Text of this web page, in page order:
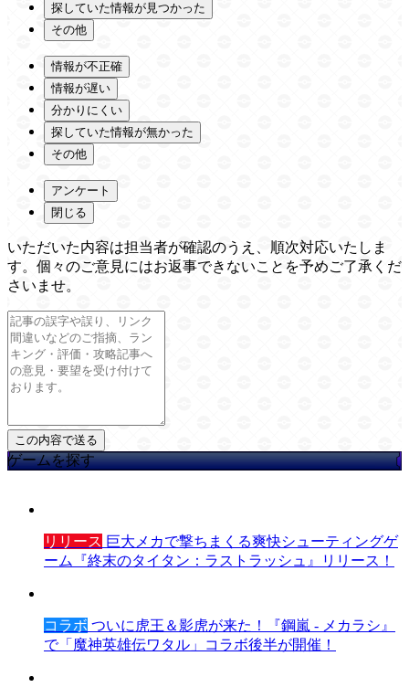
探していた情報が見つかった
その他
情報が不正確
情報が遅い
分かりにくい
探していた情報が無かった
その他
アンケート
閉じる
いただいた内容は担当者が確認のうえ、順次対応いたしま
す。個々のご意見にはお返事できないことを予めご了承くだ
さいませ。
ゲームを探す
リリース 巨大メカで撃ちまくる爽快シューティングゲ
ーム『終末のタイタン：ラストラッシュ』リリース！
コラボ ついに虎王＆影虎が来た！『鋼嵐 - メカラシ』
で「魔神英雄伝ワタル」コラボ後半が開催！